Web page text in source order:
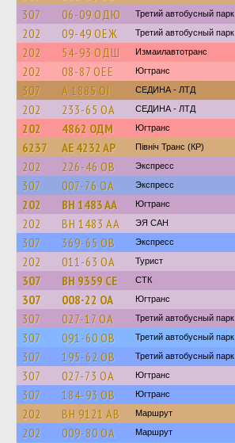
307 06-09 ОДЮ Третий автобусный парк
202 09-49 ОЕЖ Третий автобусный парк
202 54-93 ОДШ Измаилавтотранс
202 08-87 ОЕЕ Югтранс
307 А 1885 ОІ СЕДИНА - ЛТД
202 233-65 ОА СЕДИНА - ЛТД
202 4862 ОДМ Югтранс
6237 AE 4232 AP Північ Транс (КР)
202 226-46 ОВ Экспресс
307 007-76 ОА Экспресс
202 BH 1483 AA Югтранс
202 BH 1483 AA ЭЯ САН
307 369-65 ОВ Экспресс
202 011-63 ОА Турист
307 BH 9359 CE СТК
307 008-22 ОА Югтранс
307 027-17 ОА Третий автобусный парк
307 091-60 ОВ Третий автобусный парк
307 195-62 ОВ Третий автобусный парк
307 027-73 ОА Югтранс
307 184-93 ОВ Югтранс
202 BH 9121 AB Маршрут
202 009-80 ОА Маршрут